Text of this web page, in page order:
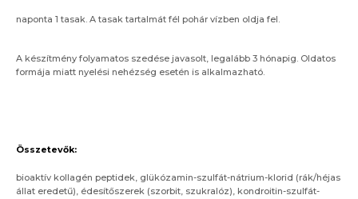
naponta 1 tasak. A tasak tartalmát fél pohár vízben oldja fel.
A készítmény folyamatos szedése javasolt, legalább 3 hónapig. Oldatos
formája miatt nyelési nehézség esetén is alkalmazható.
Összetevők:
bioaktív kollagén peptidek, glükózamin-szulfát-nátrium-klorid (rák/héjas
állat eredetű), édesítőszerek (szorbit, szukralóz), kondroitin-szulfát-